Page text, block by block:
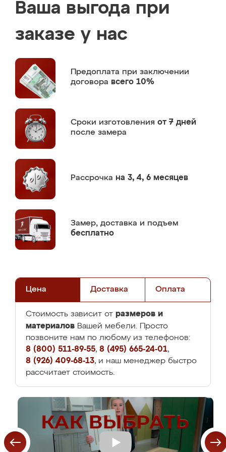
Ваша выгода при
заказе у нас
Предоплата при заключении
договора всего 10%
Сроки изготовления от 7 дней
после замера
Рассрочка на 3, 4, 6 месяцев
Замер, доставка и подъем
бесплатно
Цена Доставка Оплата
Стоимость зависит от размеров и
материалов Вашей мебели. Просто
позвоните нам по любому из телефонов:
8 (800) 511-89-55, 8 (495) 665-24-01,
8 (926) 409-68-13, и наш менеджер быстро
рассчитает стоимость.